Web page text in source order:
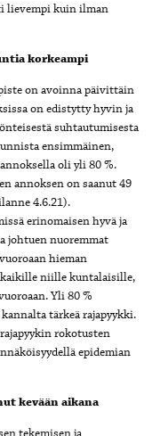
lievempi kuin ilman
korkeampi
on avoinna päivittäin
on edistytty hyvin ja
suhtautumisesta
ensimmäinen,
oli yli 80 %.
annoksen on saanut 49
4.6.21).
erinomaisen hyvä ja
johtuen nuoremmat
hieman
niille kuntalaisille,
Yli 80 %
tärkeä rajapyykki.
rokotusten
epidemian
kevään aikana